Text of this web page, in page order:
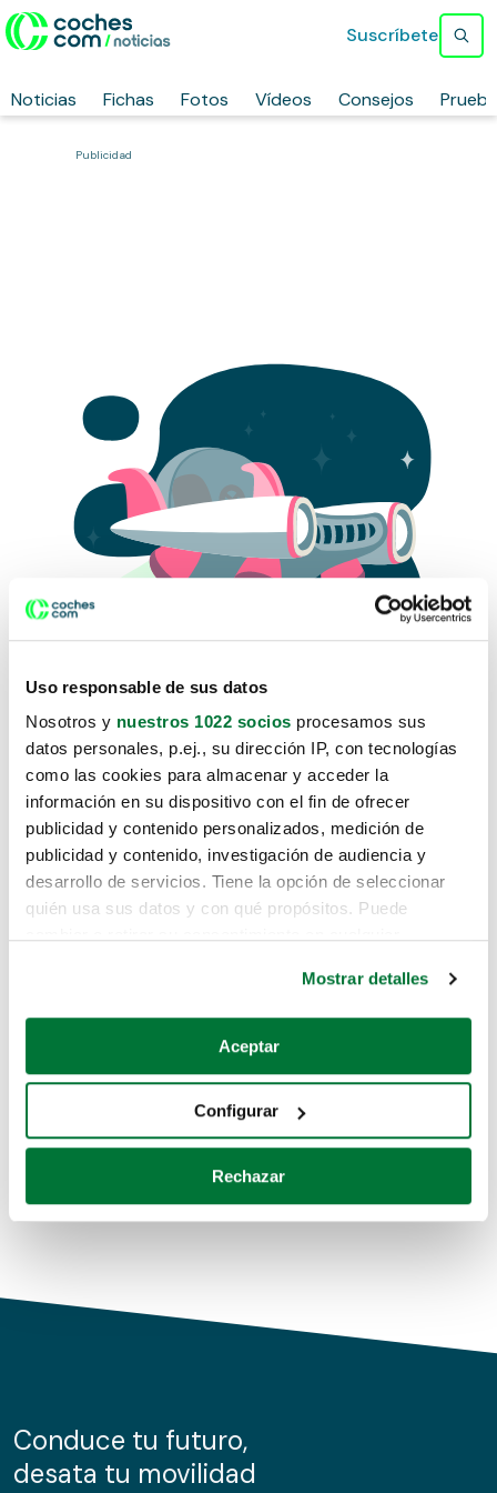
Uso responsable de sus datos
Nosotros y nuestros 1022 socios procesamos sus
datos personales, p.ej., su dirección IP, con tecnologías
como las cookies para almacenar y acceder la
información en su dispositivo con el fin de ofrecer
publicidad y contenido personalizados, medición de
publicidad y contenido, investigación de audiencia y
desarrollo de servicios. Tiene la opción de seleccionar
quién usa sus datos y con qué propósitos. Puede
Si lo permite, también quisiéramos:
Recopilar información sobre su ubicación geográfica
Identificar su dispositivo analizándolo activamente
para buscar características específicas (huellas
Obtenga más información sobre cómo se procesan sus
de cookies.
información sobre el uso que haga del sitio web con
nuestros partners de redes sociales, publicidad y análisis
Mostrar detalles
Aceptar
Configurar
Rechazar
Noticias Fichas Fotos Vídeos Consejos
Suscríbete
Publicidad
Lo sentimos, no sabemos como
te hemos traido hasta aquí.
Pero puedes encontrar el coche que estás
buscando en alguno de estos enlaces:
Coches de segunda mano
Coches de km0
Conduce tu futuro,
desata tu movilidad